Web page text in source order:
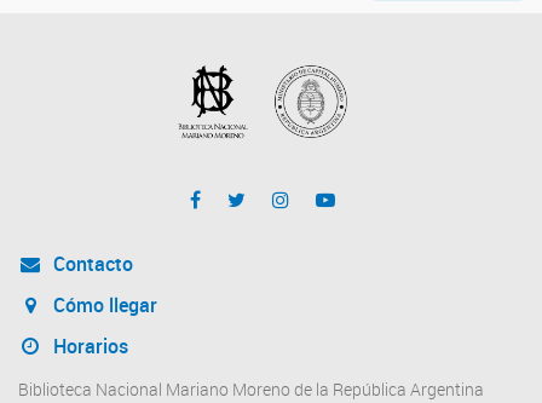
Contacto
Cómo llegar
Horarios
Biblioteca Nacional Mariano Moreno de la República Argentina